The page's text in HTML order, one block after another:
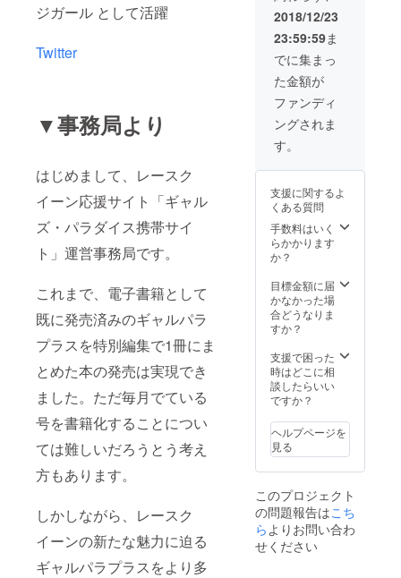
ジガール として活躍
Twitter
▼事務局より
はじめまして、レースク
イーン応援サイト「ギャル
ズ・パラダイス携帯サイ
ト」運営事務局です。
これまで、電子書籍として
既に発売済みのギャルパラ
プラスを特別編集で1冊にま
とめた本の発売は実現でき
ました。ただ毎月でている
号を書籍化することについ
ては難しいだろうとう考え
方もあります。
しかしながら、レースク
イーンの新たな魅力に迫る
ギャルパラプラスをより多
します。
ムをご希望され
る場合は、ご希
望の表記名を備
考欄に必ずご記
入ください。特
に記入がない場
合はCAMPFIRE
にご登録のアカ
ウント名を記載
いたします。 ※
イベント開催日
20日（日）の開
催を予定してお
り、場所は都内
です。詳細は決
まり次第お伝え
いたします。 ※
特製オリジナル
このために撮り
下ろす写真が載
る表紙カバーと
なります
頂くために
「レースとクル
マのASB電子雑
誌書店 | AUTO
SPORT
BOOKS」への
無料登録が必要
となります。そ
の後、アクセス
方法について個
します。 ※サン
クスクレジット
は、ご希望のお
名前/ニックネー
ムか、
CAMPFIREにご
登録のアカウン
になります。 お
名前/ニックネー
ムをご希望され
る場合は、ご希
考欄に必ずご記
入ください。特
に記入がない場
合はCAMPFIRE
ウント名を記載
いたします。 ※
特製オリジナル
表紙カバーは、
このために撮り
下ろす写真が載
る表紙カバーと
なります ※イベ
ント開催日時に
7.撮影オフ
（メッセージ付
き1枚）※限定商
品 8.個別の名前
読み上げお礼
ムービー ※限定
商品 9.お渡し会
イベントの参加
権利 ※限定商品
10.スペシャル撮
影イベント ※限
定商品 ※このプ
ランをご希望の
方は、電子書籍
をご利用頂くた
めに「レースと
クルマのASB電
AUTO SPORT
BOOKS」への
無料登録が必要
となります。そ
方法について個
別にご案内いた
します。 ※サン
クスクレジット
名前/ニックネー
ムか、
CAMPFIREにご
登録のアカウン
ト名のどちらか
になります。 お
名前/ニックネー
ムをご希望され
る場合は、ご希
望の表記名を備
2018/12/23
23:59:59ま
でに集まっ
た金額が
ファンディ
ングされま
す。
支援に関するよ
くある質問
手数料はいく
らかかります
か？
目標金額に届
かなかった場
合どうなりま
すか？
支援で困った
時はどこに相
談したらいい
ですか？
ヘルプページを
見る
このプロジェクト
の問題報告はこち
ら よりお問い合わ
せください